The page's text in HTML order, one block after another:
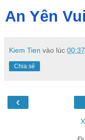
An Yên Vui
Kiem Tien vào lúc 00:37
Chia sẻ
‹